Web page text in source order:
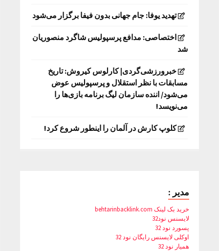
تهدید یوفا: جام جهانی بدون فیفا برگزار می‌شود
اختصاصی: مدافع پرسپولیس شاگرد منصوریان
شد
خبرورزشی‌گردی| کارلوس کیروش: تاریخ
مسابقات با نظر استقلال و پرسپولیس عوض
می‌شود/ اننده سازمان لیگ برنامه بازی‌ها را
می‌نویسد!
کلوپ کارش در آلمان را اینطور شروع کرد!
مدیر :
خرید بک لینک behtarinbacklink.com
لایسنس نود32
پسورد نود 32
اوکلی لایسنس رایگان نود 32
همیار نود 32